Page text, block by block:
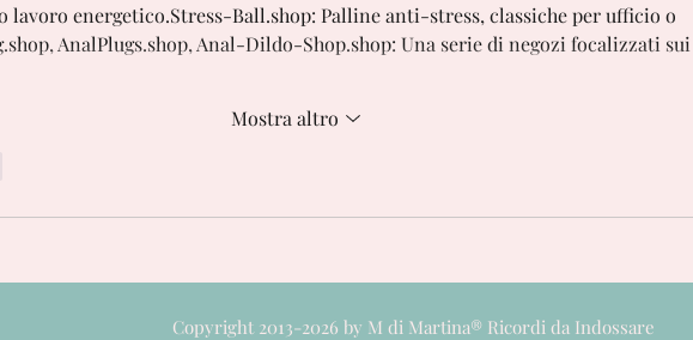
lavoro energetico.Stress-Ball.shop: Palline anti-stress, classiche per ufficio o
, AnalPlugs.shop, Anal-Dildo-Shop.shop: Una serie di negozi focalizzati sui
Mostra altro
Copyright 2013-2026 by M di Martina® Ricordi da Indossare